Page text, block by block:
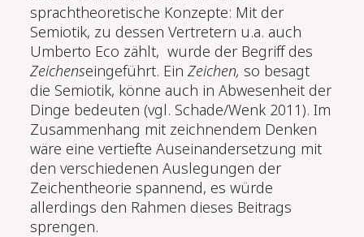
sprachtheoretische Konzepte: Mit der
Semiotik, zu dessen Vertretern u.a. auch
Umberto Eco zählt, wurde der Begriff des
Zeichenseingeführt. EinZeichen, so besagt
die Semiotik, könne auch in Abwesenheit der
Dinge bedeuten (vgl. Schade/Wenk 2011). Im
Zusammenhang mit zeichnendem Denken
wäre eine vertiefte Auseinandersetzung mit
den verschiedenen Auslegungen der
Zeichentheorie spannend, es würde
allerdings den Rahmen dieses Beitrags
sprengen.